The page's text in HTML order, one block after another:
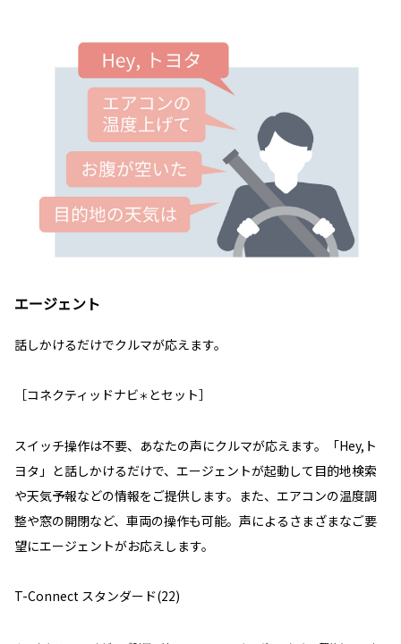
エージェント
話しかけるだけでクルマが応えます。
［コネクティッドナビ＊とセット］
スイッチ操作は不要、あなたの声にクルマが応えます。「Hey,ト
ヨタ」と話しかけるだけで、エージェントが起動して目的地検索
や天気予報などの情報をご提供します。また、エアコンの温度調
整や窓の開閉など、車両の操作も可能。声によるさまざまなご要
望にエージェントがお応えします。
T-Connect スタンダード(22)